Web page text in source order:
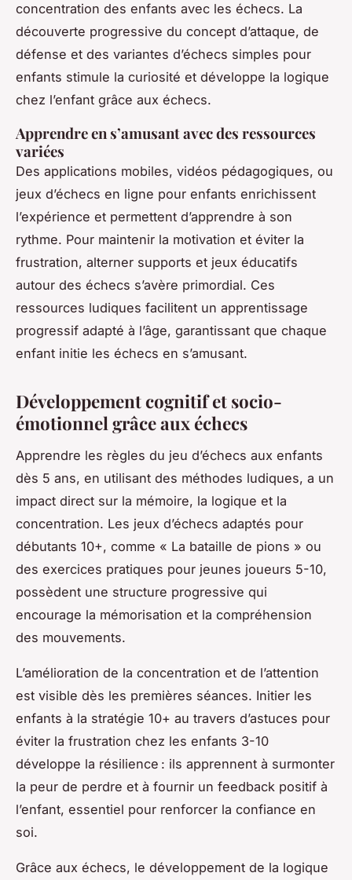
concentration des enfants avec les échecs. La
découverte progressive du concept d’attaque, de
défense et des variantes d’échecs simples pour
enfants stimule la curiosité et développe la logique
chez l’enfant grâce aux échecs.
Apprendre en s’amusant avec des ressources
variées
Des applications mobiles, vidéos pédagogiques, ou
jeux d’échecs en ligne pour enfants enrichissent
l’expérience et permettent d’apprendre à son
rythme. Pour maintenir la motivation et éviter la
frustration, alterner supports et jeux éducatifs
autour des échecs s’avère primordial. Ces
ressources ludiques facilitent un apprentissage
progressif adapté à l’âge, garantissant que chaque
enfant initie les échecs en s’amusant.
Développement cognitif et socio-
émotionnel grâce aux échecs
Apprendre les règles du jeu d’échecs aux enfants
dès 5 ans, en utilisant des méthodes ludiques, a un
impact direct sur la mémoire, la logique et la
concentration. Les jeux d’échecs adaptés pour
débutants 10+, comme « La bataille de pions » ou
des exercices pratiques pour jeunes joueurs 5-10,
possèdent une structure progressive qui
encourage la mémorisation et la compréhension
des mouvements.
L’amélioration de la concentration et de l’attention
est visible dès les premières séances. Initier les
enfants à la stratégie 10+ au travers d’astuces pour
éviter la frustration chez les enfants 3-10
développe la résilience : ils apprennent à surmonter
la peur de perdre et à fournir un feedback positif à
l’enfant, essentiel pour renforcer la confiance en
soi.
Grâce aux échecs, le développement de la logique